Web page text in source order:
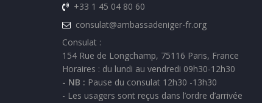
+33 1 45 04 80 60
consulat@ambassadeniger-fr.org
Consulat :
154 Rue de Longchamp, 75116 Paris, France
Horaires : du lundi au vendredi 09h30-12h30
- NB : Pause du consulat 12h30 -13h30
- Les usagers sont reçus dans l’ordre d’arrivée